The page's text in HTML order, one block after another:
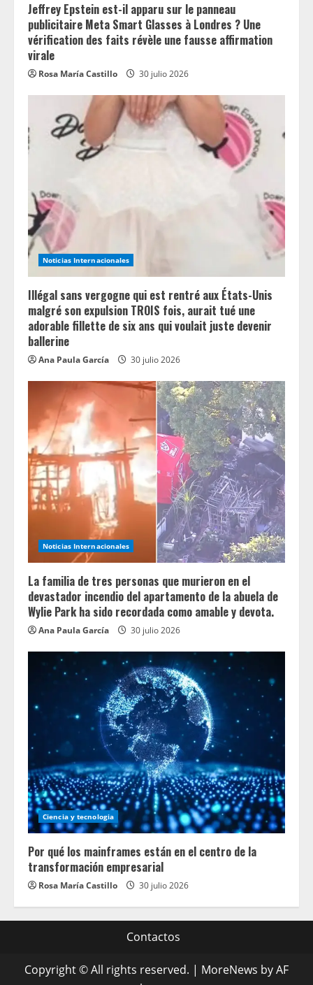
Jeffrey Epstein est-il apparu sur le panneau
publicitaire Meta Smart Glasses à Londres ? Une
vérification des faits révèle une fausse affirmation
virale
Rosa María Castillo 30 julio 2026
Noticias Internacionales
Illégal sans vergogne qui est rentré aux États-Unis
malgré son expulsion TROIS fois, aurait tué une
adorable fillette de six ans qui voulait juste devenir
ballerine
Ana Paula García 30 julio 2026
Noticias Internacionales
La familia de tres personas que murieron en el
devastador incendio del apartamento de la abuela de
Wylie Park ha sido recordada como amable y devota.
Ana Paula García 30 julio 2026
Ciencia y tecnologia
Por qué los mainframes están en el centro de la
transformación empresarial
Rosa María Castillo 30 julio 2026
Contactos
Copyright © All rights reserved. | MoreNews by AF